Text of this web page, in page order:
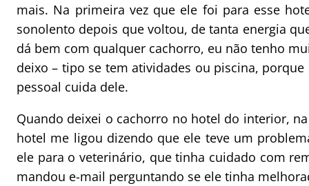
mais. Na primeira vez que ele foi para esse
sonolento depois que voltou, de tanta energia
dá bem com qualquer cachorro, eu não tenho
deixo – tipo se tem atividades ou piscina,
pessoal cuida dele.
Quando deixei o cachorro no hotel do interior,
hotel me ligou dizendo que ele teve um
ele para o veterinário, que tinha cuidado com
mandou e-mail perguntando se ele tinha